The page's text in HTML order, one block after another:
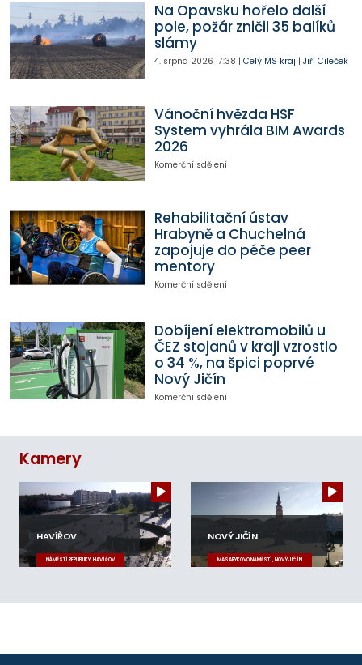
Na Opavsku hořelo další
pole, požár zničil 35 balíků
slámy
4. srpna 2026 17:38 | Celý MS kraj | Jiří Cileček
Vánoční hvězda HSF
System vyhrála BIM Awards
2026
Komerční sdělení
Rehabilitační ústav
Hrabyně a Chuchelná
zapojuje do péče peer
mentory
Komerční sdělení
Dobíjení elektromobilů u
ČEZ stojanů v kraji vzrostlo
o 34 %, na špici poprvé
Nový Jičín
Komerční sdělení
Kamery
HAVÍŘOV
NÁMĚSTÍ REPUBLIKY, HAVÍŘOV
NOVÝ JIČÍN
MASARYKOVO NÁMĚSTÍ, NOVÝ JIČÍN